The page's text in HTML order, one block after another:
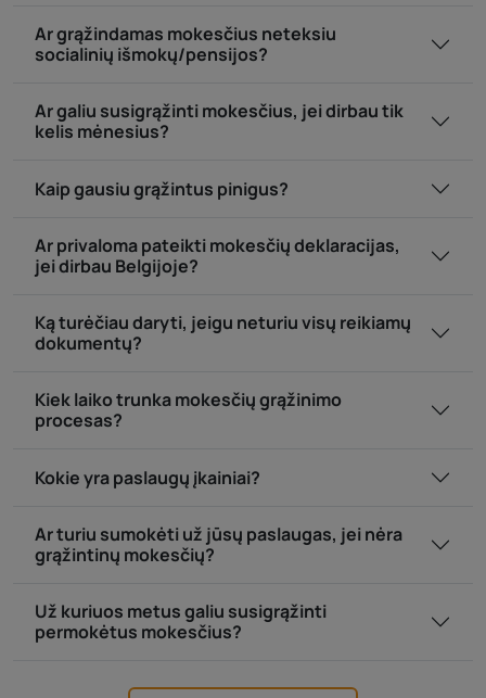
Ar grąžindamas mokesčius neteksiu
socialinių išmokų/pensijos?
Ar galiu susigrąžinti mokesčius, jei dirbau tik
kelis mėnesius?
Kaip gausiu grąžintus pinigus?
Ar privaloma pateikti mokesčių deklaracijas,
jei dirbau Belgijoje?
Ką turėčiau daryti, jeigu neturiu visų reikiamų
dokumentų?
Kiek laiko trunka mokesčių grąžinimo
procesas?
Kokie yra paslaugų įkainiai?
Ar turiu sumokėti už jūsų paslaugas, jei nėra
grąžintinų mokesčių?
Už kuriuos metus galiu susigrąžinti
permokėtus mokesčius?